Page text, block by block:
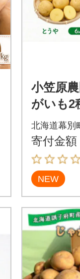
小笠原
がいも2
海こが
荷先行
8]
北海道幕別
寄付金額
NEW